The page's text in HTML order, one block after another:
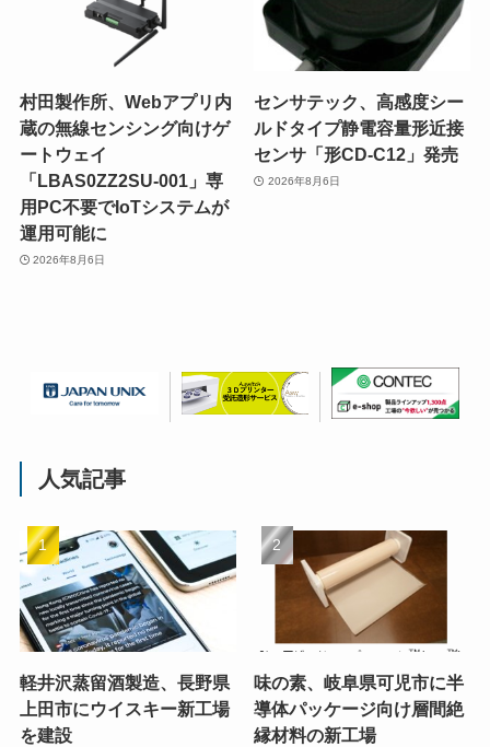
村田製作所、Webアプリ内
蔵の無線センシング向けゲ
ートウェイ
「LBAS0ZZ2SU-001」専
用PC不要でIoTシステムが
運用可能に
2026年8月6日
センサテック、高感度シー
ルドタイプ静電容量形近接
センサ「形CD-C12」発売
2026年8月6日
人気記事
軽井沢蒸留酒製造、長野県
上田市にウイスキー新工場
を建設
味の素、岐阜県可児市に半
導体パッケージ向け層間絶
縁材料の新工場